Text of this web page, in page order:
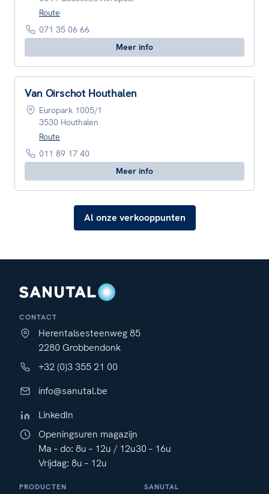
Route
071 35 06 66
Meer info
Van Oirschot Houthalen
Europark 1005/1
3530 Houthalen
Route
011 89 17 40
Meer info
Al onze verkooppunten
CONTACT
Herentalsesteenweg 85
2280 Grobbendonk
+32 (0)3 355 21 00
info@sanutal.be
LinkedIn
Openingsuren magazijn
Ma – do: 8u – 12u / 12u30 – 16u
Vrijdag: 8u – 12u
PRODUCTEN SANUTAL